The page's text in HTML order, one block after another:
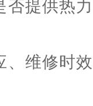
否提供热
、维修时